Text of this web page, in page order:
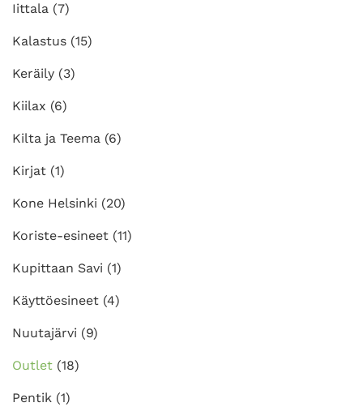
Iittala (7)
Kalastus (15)
Keräily (3)
Kiilax (6)
Kilta ja Teema (6)
Kirjat (1)
Kone Helsinki (20)
Koriste-esineet (11)
Kupittaan Savi (1)
Käyttöesineet (4)
Nuutajärvi (9)
Outlet (18)
Pentik (1)